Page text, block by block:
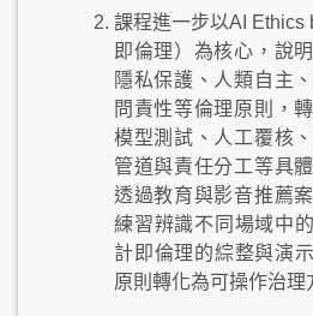
課程進一步以AI Ethics
即倫理）為核心，說
隱私保護、人類自主
問責性等倫理原則，
模型測試、人工覆核
管道與責任分工等具
透過教育與影音推薦
練習辨識不同場域中
計即倫理的綜整與演
原則轉化為可操作治理